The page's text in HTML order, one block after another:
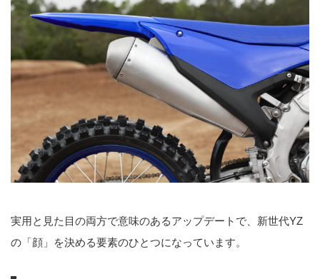
実用と見た目の両方で意味のあるアップデートで、新世代YZ
の「顔」を決める要素のひとつになっています。